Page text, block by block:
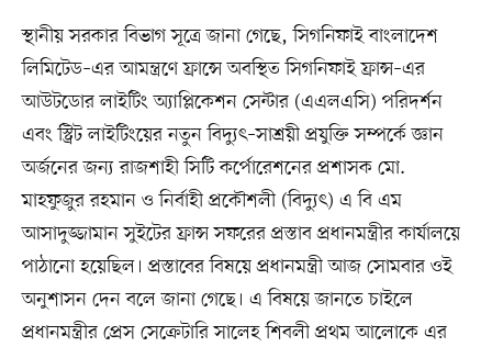
স্থানীয় সরকার বিভাগ সূত্রে জানা গেছে, সিগনিফাই বাংলাদেশ
লিমিটেড–এর আমন্ত্রণে ফ্রান্সে অবস্থিত সিগনিফাই ফ্রান্স–এর
আউটডোর লাইটিং অ্যাপ্লিকেশন সেন্টার (এএলএসি) পরিদর্শন
এবং স্ট্রিট লাইটিংয়ের নতুন বিদ্যুৎ–সাশ্রয়ী প্রযুক্তি সম্পর্কে জ্ঞান
অর্জনের জন্য রাজশাহী সিটি কর্পোরেশনের প্রশাসক মো.
মাহফুজুর রহমান ও নির্বাহী প্রকৌশলী (বিদ্যুৎ) এ বি এম
আসাদুজ্জামান সুইটের ফ্রান্স সফরের প্রস্তাব প্রধানমন্ত্রীর কার্যালয়ে
পাঠানো হয়েছিল। প্রস্তাবের বিষয়ে প্রধানমন্ত্রী আজ সোমবার ওই
অনুশাসন দেন বলে জানা গেছে। এ বিষয়ে জানতে চাইলে
প্রধানমন্ত্রীর প্রেস সেক্রেটারি সালেহ শিবলী প্রথম আলোকে এর